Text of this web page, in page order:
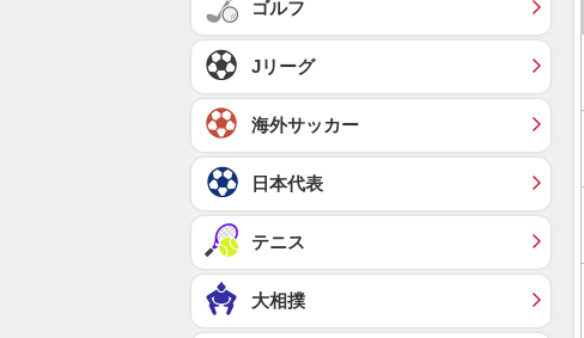
ゴルフ
Jリーグ
海外サッカー
日本代表
テニス
大相撲